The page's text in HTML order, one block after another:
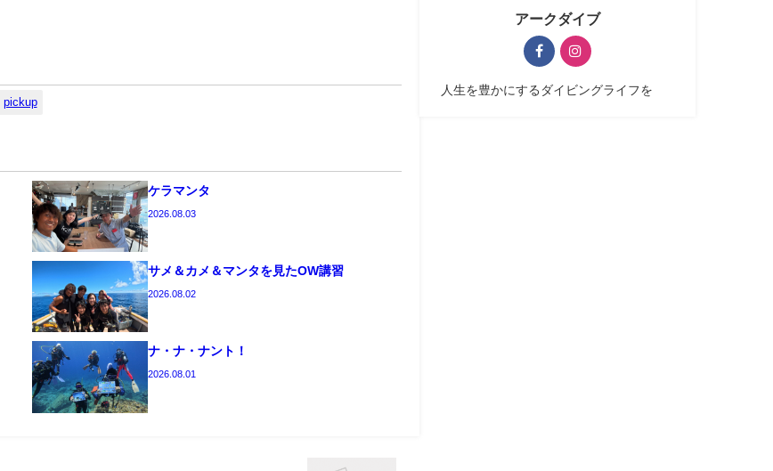
pickup
ケラマンタ
2026.08.03
サメ＆カメ＆マンタを見たOW講習
2026.08.02
ナ・ナ・ナント！
2026.08.01
アークダイブ
人生を豊かにするダイビングライフを